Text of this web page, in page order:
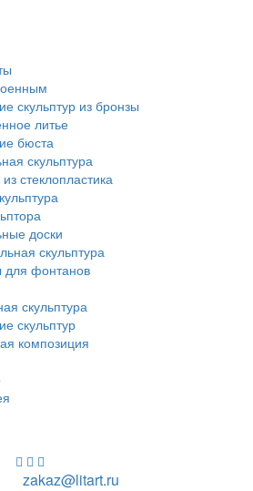
скульптур из бронзы
литье
бюста
скульптура
стеклопластика
доски
скульптура
для фонтанов
скульптура
скульптур
композиция
zakaz@litart.ru